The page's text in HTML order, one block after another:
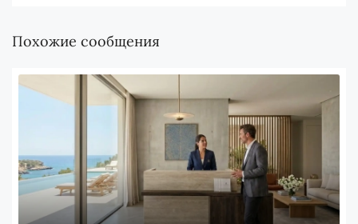
Похожие сообщения